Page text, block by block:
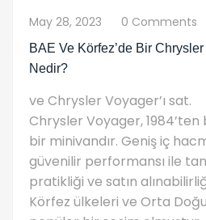
May 28, 2023 0 Comments
BAE Ve Körfez’de Bir Chrysler
Nedir?
ve Chrysler Voyager’ı sat.
Chrysler Voyager,
bir minivandır. Geniş iç
güvenilir performansı ile
pratikliği ve satın
Körfez ülkeleri ve Orta